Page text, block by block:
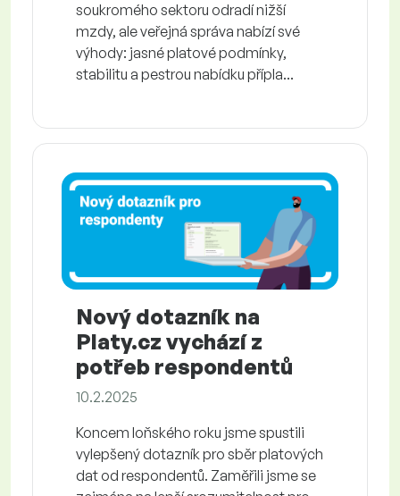
soukromého sektoru odradí nižší
mzdy, ale veřejná správa nabízí své
výhody: jasné platové podmínky,
stabilitu a pestrou nabídku přípla...
Nový dotazník na
Platy.cz vychází z
potřeb respondentů
10.2.2025
Koncem loňského roku jsme spustili
vylepšený dotazník pro sběr platových
dat od respondentů. Zaměřili jsme se